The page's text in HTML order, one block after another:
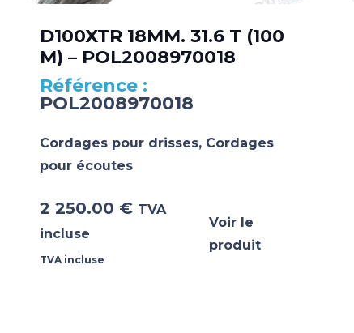
D100XTR 18MM. 31.6 T (100
M) – POL2008970018
POL2008970018
Cordages pour drisses, Cordages
pour écoutes
2 250.00 € TVA
incluse
TVA incluse
Voir le
produit